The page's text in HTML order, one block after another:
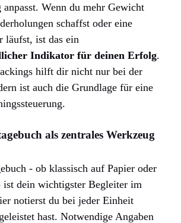
anpasst. Wenn du mehr Gewicht
schaffst oder eine
läufst, ist das ein
Indikator für deinen Erfolg.
hilft dir nicht nur bei der
ist auch die Grundlage für eine
als zentrales Werkzeug
- ob klassisch auf Papier oder
dein wichtigster Begleiter im
notierst du bei jeder Einheit
hast. Notwendige Angaben